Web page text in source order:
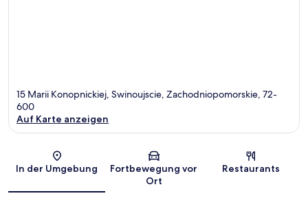
15 Marii Konopnickiej, Swinoujscie, Zachodniopomorskie, 72-
600
Auf Karte anzeigen
In der Umgebung
Fortbewegung vor
Ort
Restaurants